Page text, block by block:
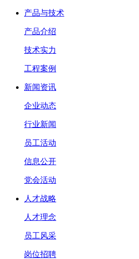
产品与技术
产品介绍
技术实力
工程案例
新闻资讯
企业动态
行业新闻
员工活动
信息公开
党会活动
人才战略
人才理念
员工风采
岗位招聘